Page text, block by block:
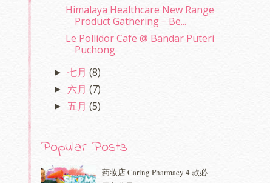
Himalaya Healthcare New Range
Product Gathering－Be...
Le Pollidor Cafe @ Bandar Puteri
Puchong
►七月(8)
► 六月(7)
► 五月(5)
Popular Posts
药妆店 Caring Pharmacy 4 款必